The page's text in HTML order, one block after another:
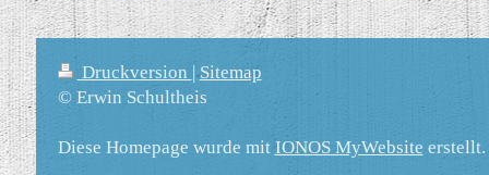
Druckversion | Sitemap
© Erwin Schultheis
Diese Homepage wurde mit IONOS MyWebsite erstellt.